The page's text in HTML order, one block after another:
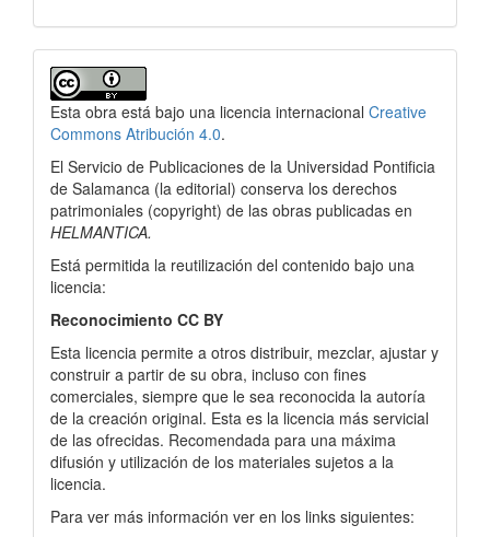
Detalles
del
artículo
Esta obra está bajo una licencia internacional Creative
Commons Atribución 4.0.
El Servicio de Publicaciones de la Universidad Pontificia
de Salamanca (la editorial) conserva los derechos
patrimoniales (copyright) de las obras publicadas en
HELMANTICA.
Está permitida la reutilización del contenido bajo una
licencia:
Reconocimiento CC BY
Esta licencia permite a otros distribuir, mezclar, ajustar y
construir a partir de su obra, incluso con fines
comerciales, siempre que le sea reconocida la autoría
de la creación original. Esta es la licencia más servicial
de las ofrecidas. Recomendada para una máxima
difusión y utilización de los materiales sujetos a la
licencia.
Para ver más información ver en los links siguientes: